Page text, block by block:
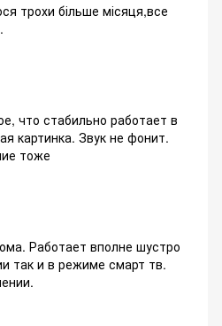
трохи більше місяця,все
что стабильно работает в
картинка. Звук не фонит.
тоже
Работает вполне шустро
так и в режиме смарт тв.